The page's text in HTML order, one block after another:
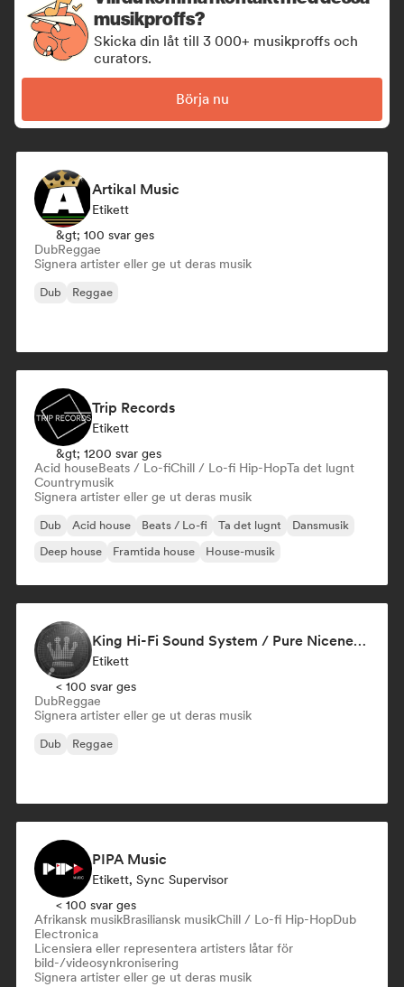
musikproffs?
Skicka din låt till 3 000+ musikproffs och
curators.
Börja nu
Artikal Music
Etikett
&gt; 100 svar ges
DubReggae
Signera artister eller ge ut deras musik
Dub Reggae
Trip Records
Etikett
&gt; 1200 svar ges
Acid houseBeats / Lo-fiChill / Lo-fi Hip-HopTa det lugnt
Countrymusik
Signera artister eller ge ut deras musik
Dub Acid house Beats / Lo-fi Ta det lugnt
Dansmusik
Deep house
Framtida house House-musik
King Hi-Fi Sound System / Pure Niceness Records
Etikett
< 100 svar ges
DubReggae
Signera artister eller ge ut deras musik
Dub Reggae
PIPA Music
Etikett, Sync Supervisor
< 100 svar ges
Afrikansk musikBrasiliansk musikChill / Lo-fi Hip-HopDub
Electronica
Licensiera eller representera artisters låtar för
bild-/videosynkronisering
Signera artister eller ge ut deras musik